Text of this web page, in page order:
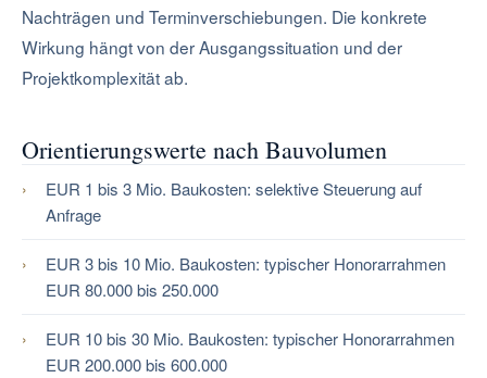
Nachträgen und Terminverschiebungen. Die konkrete
Wirkung hängt von der Ausgangssituation und der
Projektkomplexität ab.
Orientierungswerte nach Bauvolumen
EUR 1 bis 3 Mio. Baukosten: selektive Steuerung auf
Anfrage
EUR 3 bis 10 Mio. Baukosten: typischer Honorarrahmen
EUR 80.000 bis 250.000
EUR 10 bis 30 Mio. Baukosten: typischer Honorarrahmen
EUR 200.000 bis 600.000